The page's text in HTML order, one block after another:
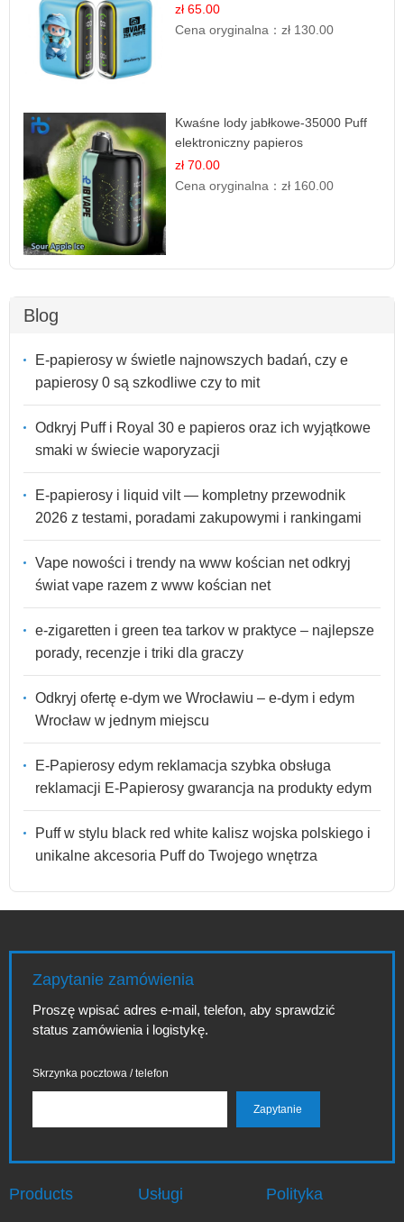
zł 65.00
Cena oryginalna：zł 130.00
Kwaśne lody jabłkowe-35000 Puff
elektroniczny papieros
zł 70.00
Cena oryginalna：zł 160.00
Blog
E-papierosy w świetle najnowszych badań, czy e
papierosy 0 są szkodliwe czy to mit
Odkryj Puff i Royal 30 e papieros oraz ich wyjątkowe
smaki w świecie waporyzacji
E-papierosy i liquid vilt — kompletny przewodnik
2026 z testami, poradami zakupowymi i rankingami
Vape nowości i trendy na www kościan net odkryj
świat vape razem z www kościan net
e-zigaretten i green tea tarkov w praktyce – najlepsze
porady, recenzje i triki dla graczy
Odkryj ofertę e-dym we Wrocławiu – e-dym i edym
Wrocław w jednym miejscu
E-Papierosy edym reklamacja szybka obsługa
reklamacji E-Papierosy gwarancja na produkty edym
Puff w stylu black red white kalisz wojska polskiego i
unikalne akcesoria Puff do Twojego wnętrza
Zapytanie zamówienia
Proszę wpisać adres e-mail, telefon, aby sprawdzić
status zamówienia i logistykę.
Skrzynka pocztowa / telefon
Products Usługi Polityka